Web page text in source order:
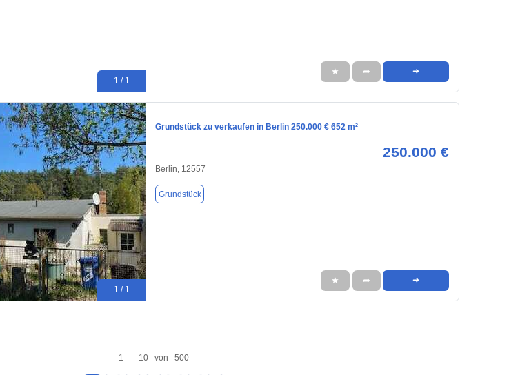
1 / 1
★ ➦ ➜
1 / 1
Grundstück zu verkaufen in Berlin 250.000 € 652 m²
250.000 €
Berlin, 12557
Grundstück
★ ➦ ➜
1 - 10 von 500